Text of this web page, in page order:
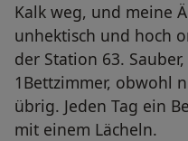
Kalk weg, und meine
unhektisch und hoch
der Station 63.
1Bettzimmer, obwohl
übrig. Jeden Tag ein
mit einem Lächeln.